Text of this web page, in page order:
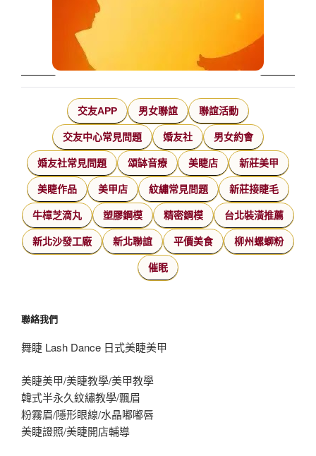
交友APP 男女聯誼 聯誼活動
交友中心常見問題 婚友社 男女約會
婚友社常見問題 頌缽音療 美睫店 新莊美甲
美睫作品 美甲店 紋繡常見問題 新莊接睫毛
牛樟芝滴丸 塑膠鋼模 精密鋼模 台北裝潢推薦
新北沙發工廠 新北聯誼 平價美食 柳州螺螄粉
催眠
聯絡我們
舞睫 Lash Dance 日式美睫美甲
美睫美甲/美睫教學/美甲教學
韓式半永久紋繡教學/飄眉
粉霧眉/隱形眼線/水晶嘟嘟唇
美睫證照/美睫開店輔導